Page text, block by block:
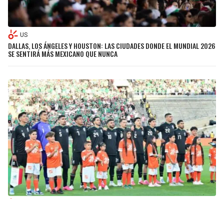
US
DALLAS, LOS ÁNGELES Y HOUSTON: LAS CIUDADES DONDE EL MUNDIAL 2026
SE SENTIRÁ MÁS MEXICANO QUE NUNCA